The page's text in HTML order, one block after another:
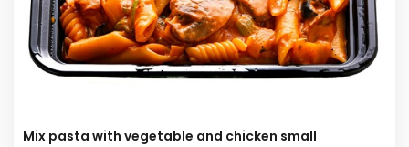
Mix pasta with vegetable and chicken small